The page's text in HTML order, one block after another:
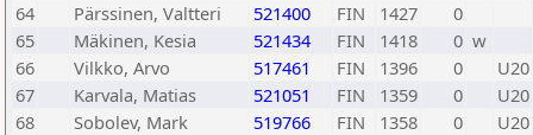
64
Pärssinen, Valtteri 521400 FIN 1427
0
65
Mäkinen, Kesia 521434 FIN 1418 0 w
66
Vilkko, Arvo 517461 FIN 1396 0
U20
67
Karvala, Matias 521051 FIN 1359 0
U20
68
Sobolev, Mark 519766 FIN 1358 0
U20